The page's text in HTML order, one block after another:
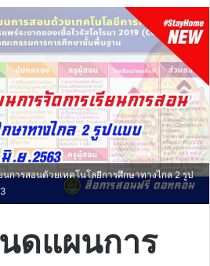
การสอนด้วยเทคโนโลยีการศึกษาทางไกล 2 รูป
ดแผนการ